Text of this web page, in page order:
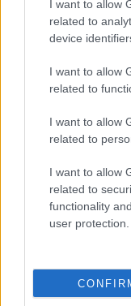
I want to allow
related to
device
I want to allow
related to
I want to allow
related to
I want to allow
related to
functionality
user protection.
smilitarizzata.
concretamente
trattative,
garanzie di
offrire a Kiev per
futuro attacco
alla pace. Se
forte e
su questo
numero uno di
esclusivamente
forza di
gli Stati